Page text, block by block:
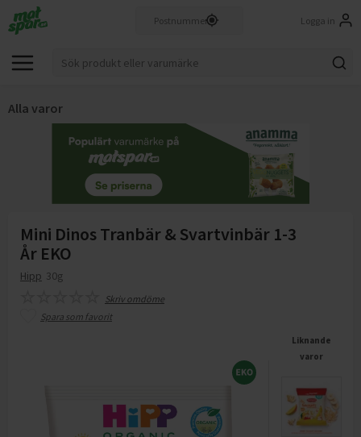
Logga in
Alla varor
Mini Dinos Tranbär & Svartvinbär 1-3
År EKO
Hipp 30g
Skriv omdöme
Spara som favorit
Liknande
varor